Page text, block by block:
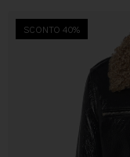
SCONTO 40%